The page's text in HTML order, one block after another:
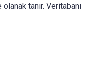
tanır. Veritabanı